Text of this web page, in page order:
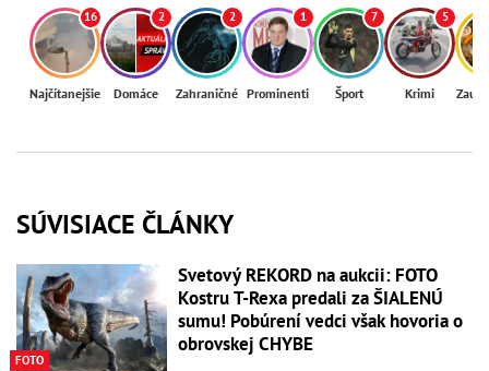
16
Najčítanejšie
2
Domáce
2
Zahraničné
1
Prominenti
7
Šport
5
Krimi
SÚVISIACE ČLÁNKY
FOTO
Svetový REKORD na aukcii: FOTO
Kostru T-Rexa predali za ŠIALENÚ
sumu! Pobúrení vedci však hovoria o
obrovskej CHYBE